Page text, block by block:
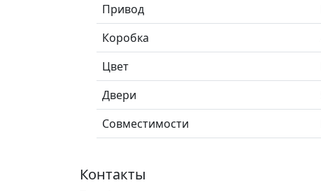
Привод
Коробка
Цвет
Двери
Совместимости
Контакты